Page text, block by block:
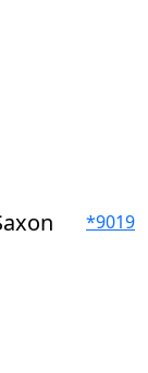
*9019